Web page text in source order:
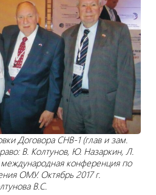
Договора СНВ-1 (глав и зам.
В. Колтунов, Ю. Назаркин, Л.
конференция по
ОМУ. Октябрь 2017 г.
В.С.